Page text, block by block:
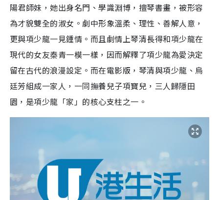
陽君師妹，她出身名門、學識淵博，擅琴書畫，被形容
為才貌雙全的淑女。劇中形象溫柔、理性、善解人意，
更與項少龍一見鍾情。而且劇情上琴清長得和項少龍在
現代的女友秦青一模一樣，因而解釋了項少龍為愛決定
留在古代的浪漫設定。而在電影版，琴清與項少龍、烏
廷芳組成一家人，一同撫養兒子項寶兒，三人歸隱田
園，是項少龍「家」的核心支柱之一。